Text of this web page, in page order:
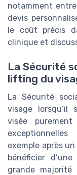
notamment
devis
le coût précis
clinique et
La Sécurité
lifting du
La Sécurité
visage lorsqu’il
visée
exemple après
bénéficier
grande